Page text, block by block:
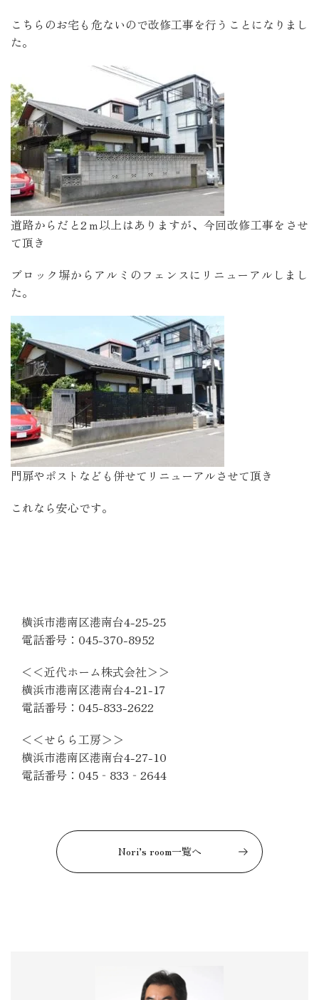
こちらのお宅も危ないので改修工事を行うことになりまし
た。
道路からだと2ｍ以上はありますが、今回改修工事をさせ
て頂き
ブロック塀からアルミのフェンスにリニューアルしまし
た。
門扉やポストなども併せてリニューアルさせて頂き
これなら安心です。
横浜市港南区港南台4-25-25
電話番号：045-370-8952
＜＜近代ホーム株式会社＞＞
横浜市港南区港南台4-21-17
電話番号：045-833-2622
＜＜せらら工房＞＞
横浜市港南区港南台4-27-10
電話番号：045‐833‐2644
Nori’s room一覧へ